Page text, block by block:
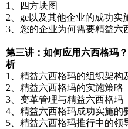
1、四方块图
2、ge以及其他企业的成功实
3、您的企业为何需要精益六
第三讲：如何应用六西格玛
析
1、精益六西格玛的组织架构
2、精益六西格玛的实施策略
3、变革管理与精益六西格玛
4、精益六西格玛成功实施的
5、精益六西格玛推行中的领